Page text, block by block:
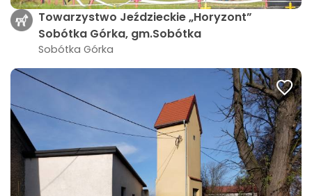
Towarzystwo Jeździeckie „Horyzont”
Sobótka Górka, gm.Sobótka
Sobótka Górka